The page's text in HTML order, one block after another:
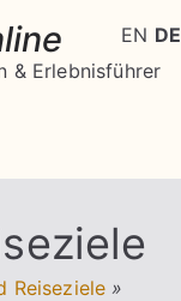
& Erlebnisführer
Reiseziele »
EN DE